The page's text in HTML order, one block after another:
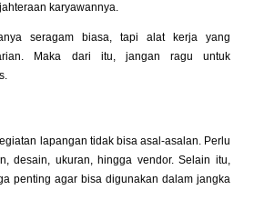
karyawannya.
seragam biasa, tapi alat kerja yang
Maka dari itu, jangan ragu untuk
lapangan tidak bisa asal-asalan. Perlu
desain, ukuran, hingga vendor. Selain itu,
penting agar bisa digunakan dalam jangka